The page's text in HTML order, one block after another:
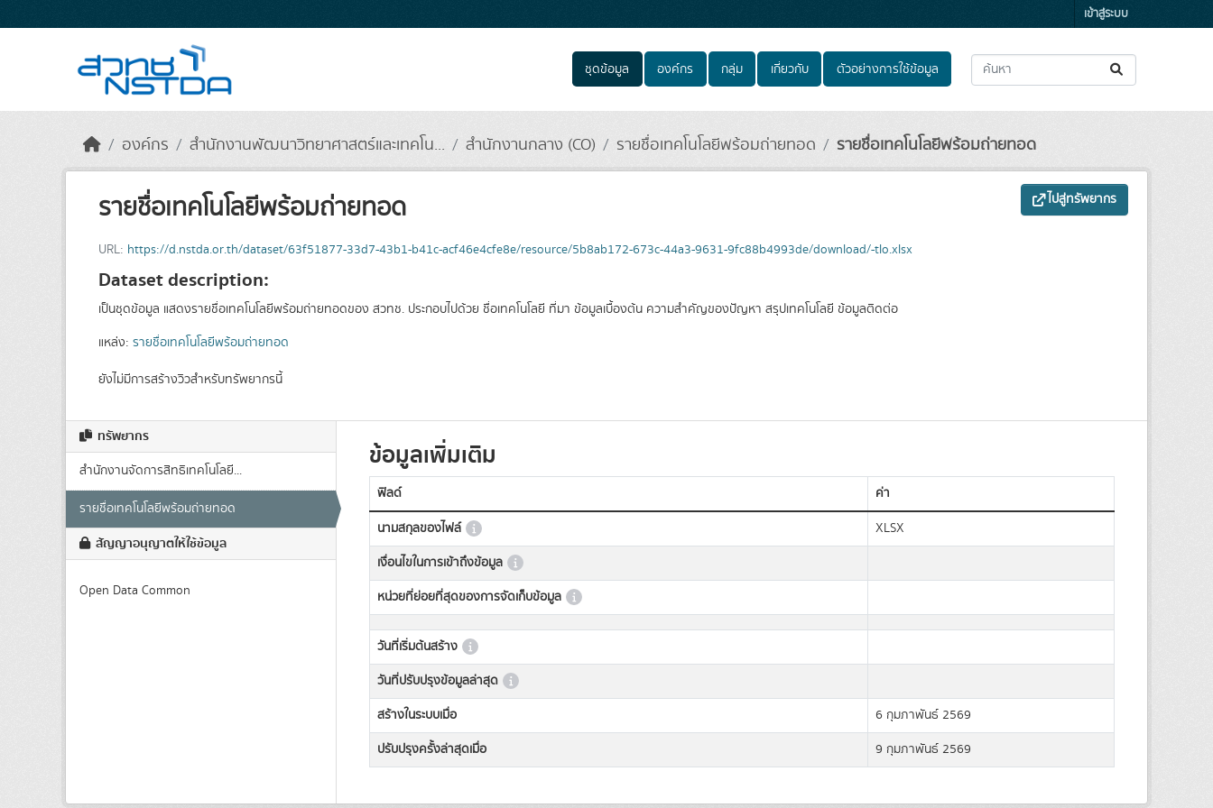
เข้าสู่ระบบ
ชุดข้อมูล องค์กร กลุ่ม เกี่ยวกับ ตัวอย่างการใช้ข้อมูล
องค์กร สำนักงานพัฒนาวิทยาศาสตร์และเทคโน... สำนักงานกลาง (CO) รายชื่อเทคโนโลยีพร้อมถ่ายทอด รายชื่อเทคโนโลยีพร้อมถ่ายทอด
ไปสู่ทรัพยากร
รายชื่อเทคโนโลยีพร้อมถ่ายทอด
URL: https://d.nstda.or.th/dataset/63f51877-33d7-43b1-b41c-acf46e4cfe8e/resource/5b8ab172-673c-44a3-9631-9fc88b4993de/download/-tlo.xlsx
Dataset description:
เป็นชุดข้อมูล แสดงรายชื่อเทคโนโลยีพร้อมถ่ายทอดของ สวทช. ประกอบไปด้วย ชื่อเทคโนโลยี ที่มา ข้อมูลเบื้องต้น ความสำคัญของปัญหา สรุปเทคโนโลยี ข้อมูลติดต่อ
แหล่ง: รายชื่อเทคโนโลยีพร้อมถ่ายทอด
ยังไม่มีการสร้างวิวสำหรับทรัพยากรนี้
ทรัพยากร
สำนักงานจัดการสิทธิเทคโนโลยี...
รายชื่อเทคโนโลยีพร้อมถ่ายทอด
สัญญาอนุญาตให้ใช้ข้อมูล
Open Data Common
ข้อมูลเพิ่มเติม
ฟิลด์
ค่า
นามสกุลของไฟล์
XLSX
เงื่อนไขในการเข้าถึงข้อมูล
หน่วยที่ย่อยที่สุดของการจัดเก็บข้อมูล
วันที่เริ่มต้นสร้าง
วันที่ปรับปรุงข้อมูลล่าสุด
สร้างในระบบเมื่อ
6 กุมภาพันธ์ 2569
ปรับปรุงครั้งล่าสุดเมื่อ
9 กุมภาพันธ์ 2569